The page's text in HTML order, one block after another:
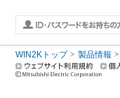
WIN2Kトップ 製品情報